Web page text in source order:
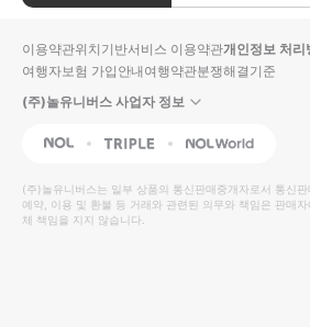
이용약관위치기반서비스 이용약관개인정보 처리
여행자보험 가입안내여행약관분쟁해결기준
(주)놀유니버스 사업자 정보
NOL Triple Interpark Global
(주)놀유니버스는 일부 상품의 통신판매중개자로서 통신
예약, 이용 및 환불 등 거래와 관련된 의무와 책임은 판매자
체 책임을 지지 않습니다.